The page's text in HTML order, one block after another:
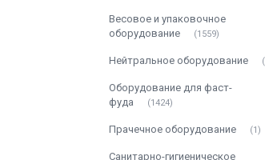
Весовое и упаковочное
оборудование
1559
Нейтральное оборудование
Оборудование для фаст-
фуда
1424
Прачечное оборудование 1
Санитарно-гигиеническое